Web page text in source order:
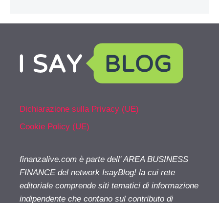
Dichiarazione sulla Privacy (UE)
Cookie Policy (UE)
finanzalive.com è parte dell' AREA BUSINESS
FINANCE del network IsayBlog! la cui rete
editoriale comprende siti tematici di informazione
indipendente che contano sul contributo di